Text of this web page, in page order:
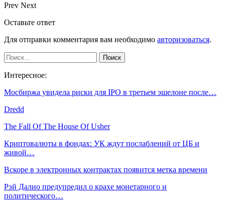
Prev Next
Оставьте ответ
Для отправки комментария вам необходимо авторизоваться.
Интересное:
Мосбиржа увидела риски для IPO в третьем эшелоне после…
Dredd
The Fall Of The House Of Usher
Криптовалюты в фондах: УК ждут послаблений от ЦБ и
живой…
Вскоре в электронных контрактах появится метка времени
Рэй Далио предупредил о крахе монетарного и
политического…